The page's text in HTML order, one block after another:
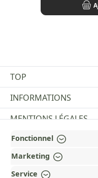
TOP
INFORMATIONS
MENTIONS LÉGALES
PAYMENT AND
RÉCOMPENSÉ ET
Fonctionnel
Marketing
Service